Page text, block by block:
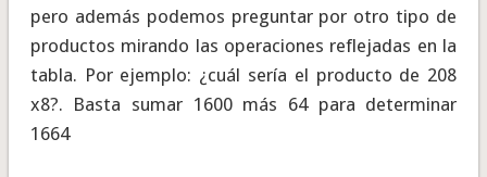
pero además podemos preguntar por otro tipo de
productos mirando las operaciones reflejadas en la
tabla. Por ejemplo: ¿cuál sería el producto de 208
x8?. Basta sumar 1600 más 64 para determinar
1664